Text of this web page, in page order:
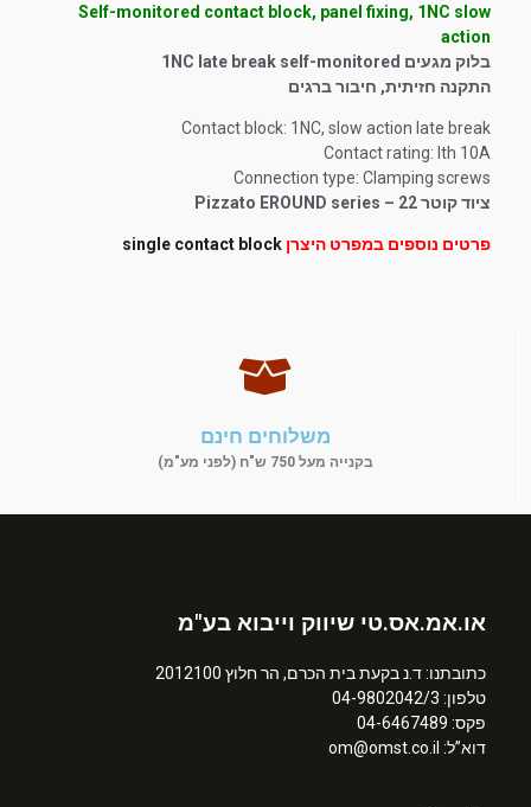
Self-monitored contact block, panel fixing, 1NC slow
action
בלוק מגעים 1NC late break self-monitored
התקנה חזיתית, חיבור ברגים
Contact block: 1NC, slow action late break
Contact rating: Ith 10A
Connection type: Clamping screws
ציוד קוטר 22 – Pizzato EROUND series
פרטים נוספים במפרט היצרן single contact block
משלוחים חינם
בקנייה מעל 750 ש"ח (לפני מע"מ)
או.אמ.אס.טי שיווק וייבוא בע"מ
כתובתנו: ד.נ בקעת בית הכרם, הר חלוץ 2012100
טלפון: 04-9802042/3
פקס: 04-6467489
דוא”ל: om@omst.co.il